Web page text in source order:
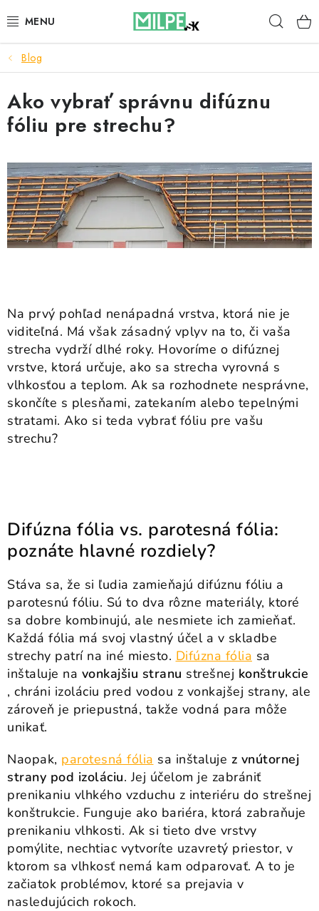
na
STREŠNÉ OKNÁ
PODKROVNÉ SCHODY
DOM A ZÁHRADA
STAVBA
BLOG
KONTAKTY
Zásady používania súborov cookie
Podmínky ochrany osobních údajů
Obchodní podmínky
Mapa webu Milpe.sk
Blog
Ako vybrať správnu difúznu
fóliu pre strechu?
Na prvý pohľad nenápadná vrstva, ktorá nie je
viditeľná. Má však zásadný vplyv na to, či vaša
strecha vydrží dlhé roky. Hovoríme o difúznej
vrstve, ktorá určuje, ako sa strecha vyrovná s
vlhkosťou a teplom. Ak sa rozhodnete nesprávne,
skončíte s plesňami, zatekaním alebo tepelnými
stratami. Ako si teda vybrať fóliu pre vašu
strechu?
Difúzna fólia vs. parotesná fólia:
poznáte hlavné rozdiely?
Stáva sa, že si ľudia zamieňajú difúznu fóliu a
parotesnú fóliu. Sú to dva rôzne materiály, ktoré
sa dobre kombinujú, ale nesmiete ich zamieňať.
Každá fólia má svoj vlastný účel a v skladbe
strechy patrí na iné miesto. Difúzna fólia sa
inštaluje na vonkajšiu stranu strešnej konštrukcie
, chráni izoláciu pred vodou z vonkajšej strany, ale
zároveň je priepustná, takže vodná para môže
unikať.
Naopak, parotesná fólia sa inštaluje z vnútornej
strany pod izoláciu. Jej účelom je zabrániť
prenikaniu vlhkého vzduchu z interiéru do strešnej
konštrukcie. Funguje ako bariéra, ktorá zabraňuje
prenikaniu vlhkosti. Ak si tieto dve vrstvy
pomýlite, nechtiac vytvoríte uzavretý priestor, v
ktorom sa vlhkosť nemá kam odparovať. A to je
začiatok problémov, ktoré sa prejavia v
nasledujúcich rokoch.